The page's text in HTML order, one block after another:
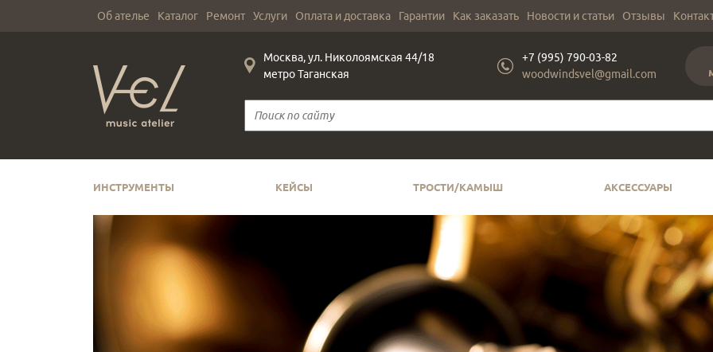
Об ателье Каталог Ремонт Услуги Оплата и доставка Гарантии Как заказать Новости и статьи Отзывы
Москва, ул. Николоямская 44/18
метро Таганская
+7 (995) 790-03-82
woodwindsvel@gmail.com
ИНСТРУМЕНТЫ КЕЙСЫ ТРОСТИ/КАМЫШ АКСЕССУАРЫ